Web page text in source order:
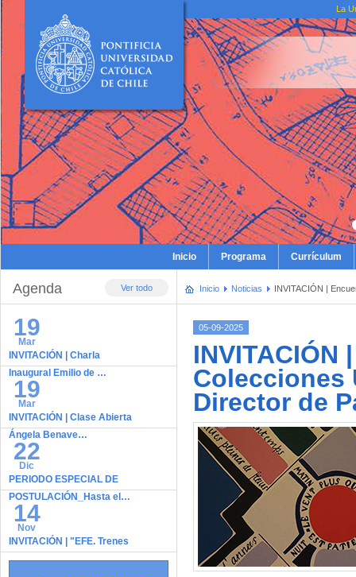
La
Inicio Programa Currículum
Ver todo
Agenda
19
Mar
INVITACIÓN | Charla
Inaugural Emilio de …
19
Mar
INVITACIÓN | Clase Abierta
Ángela Benave…
22
Dic
PERIODO ESPECIAL DE
POSTULACIÓN_Hasta el…
14
Nov
INVITACIÓN | "EFE. Trenes
de Chile…
Inicio Noticias INVITACIÓN |
05-09-2025
Colecciones
Director de